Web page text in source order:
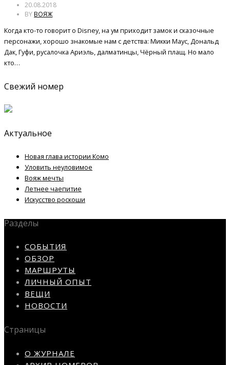
20.08.2018
BYВОЯЖ
Когда кто-то говорит о Disney, на ум приходит замок и сказочные
персонажи, хорошо знакомые нам с детства: Микки Маус, Дональд
Дак, Гуфи, русалочка Ариэль, далматинцы, Чёрный плащ. Но мало
кто…
Свежий номер
Актуальное
Новая глава истории Комо
Уловить неуловимое
Вояж мечты
Летнее чаепитие
Искусство роскоши
Разделы
СОБЫТИЯ
ОБЗОР
МАРШРУТЫ
ЛИЧНЫЙ ОПЫТ
ВЕЩИ
НОВОСТИ
Страницы
О ЖУРНАЛЕ